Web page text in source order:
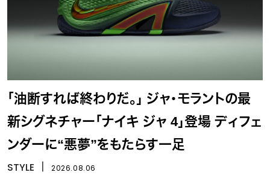
「油断すれば終わりだ。」 ジャ・モラントの最
新シグネチャー「ナイキ ジャ 4」登場 ディフェ
ンダーに“悪夢”をもたらす一足
STYLE 2026.08.06